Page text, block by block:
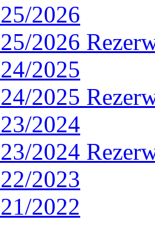
2026
2026
2025
2025
2024
2024
2023
2022